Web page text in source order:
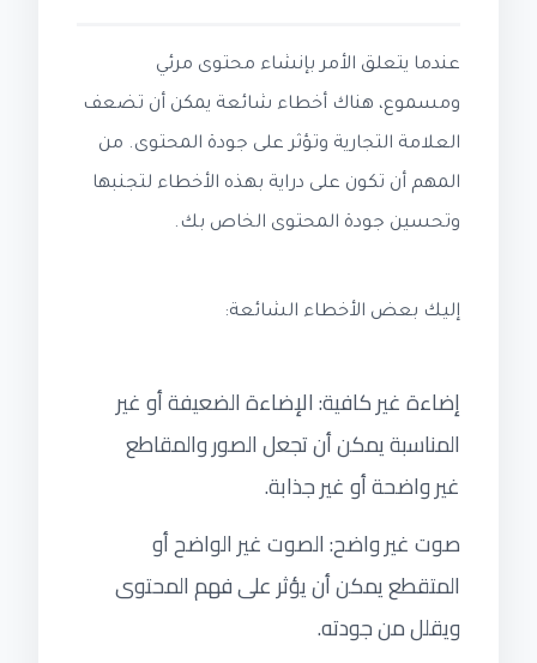
عندما يتعلق الأمر بإنشاء محتوى مرئي
ومسموع، هناك أخطاء شائعة يمكن أن تضعف
العلامة التجارية وتؤثر على جودة المحتوى. من
المهم أن تكون على دراية بهذه الأخطاء لتجنبها
وتحسين جودة المحتوى الخاص بك.
إليك بعض الأخطاء الشائعة:
إضاءة غير كافية: الإضاءة الضعيفة أو غير
المناسبة يمكن أن تجعل الصور والمقاطع
غير واضحة أو غير جذابة.
صوت غير واضح: الصوت غير الواضح أو
المتقطع يمكن أن يؤثر على فهم المحتوى
ويقلل من جودته.